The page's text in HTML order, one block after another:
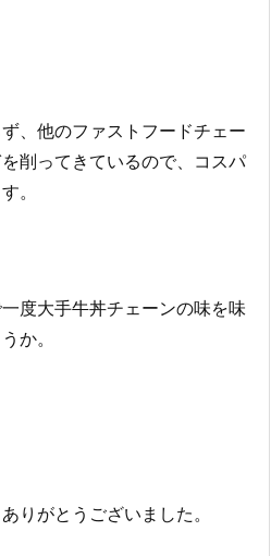
、他のファストフードチェー
削ってきているので、コスパ
。
度大手牛丼チェーンの味を味
か。
りがとうございました。